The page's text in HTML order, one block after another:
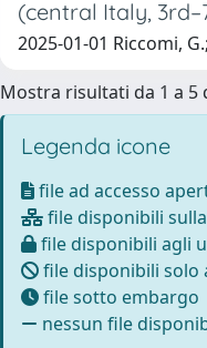
(central Italy,
2025-01-01 Riccomi,
Mostra risultati da 1 a 5
Legenda icone
file ad accesso
file disponibili
file disponibili agli
file disponibili
file sotto embargo
nessun file